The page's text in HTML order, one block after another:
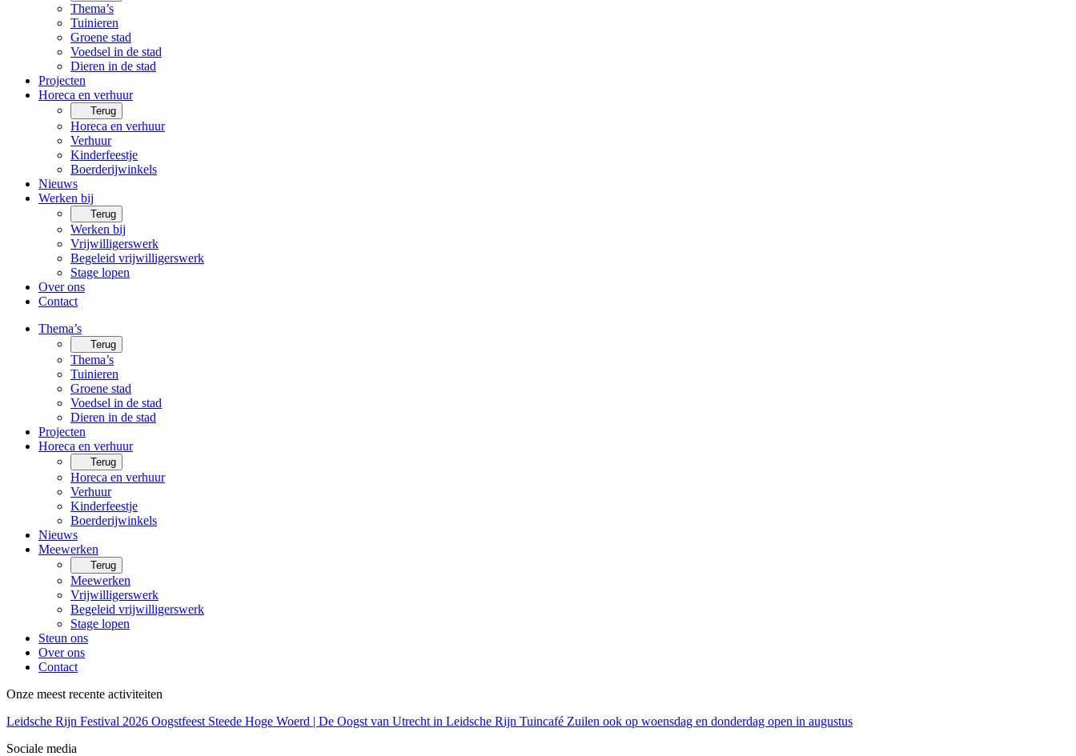
Thema’s
Tuinieren
Groene stad
Voedsel in de stad
Dieren in de stad
Projecten
Horeca en verhuur
Terug
Horeca en verhuur
Verhuur
Kinderfeestje
Boerderijwinkels
Nieuws
Werken bij
Terug
Werken bij
Vrijwilligerswerk
Begeleid vrijwilligerswerk
Stage lopen
Over ons
Contact
Thema’s
Terug
Thema’s
Tuinieren
Groene stad
Voedsel in de stad
Dieren in de stad
Projecten
Horeca en verhuur
Terug
Horeca en verhuur
Verhuur
Kinderfeestje
Boerderijwinkels
Nieuws
Meewerken
Terug
Meewerken
Vrijwilligerswerk
Begeleid vrijwilligerswerk
Stage lopen
Steun ons
Over ons
Contact
Onze meest recente activiteiten
Leidsche Rijn Festival 2026 Oogstfeest Steede Hoge Woerd | De Oogst van Utrecht in Leidsche Rijn Tuincafé Zuilen ook op woensdag en donderdag open in augustus
Sociale media